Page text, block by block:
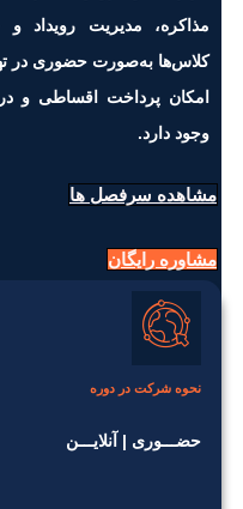
مذاکره، مدیریت رویداد
کلاس‌ها به‌صورت حضوری در
امکان پرداخت اقساطی و
وجود دارد.
مشاهده سرفصل ها
مشاوره رایگان
نحوه شرکت در دوره
حضـــوری | آنلایـــن